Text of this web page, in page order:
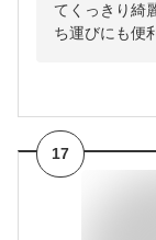
てくっきり綺
ち運びにも便
17